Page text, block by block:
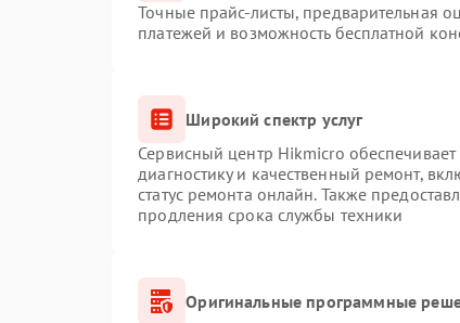
Точные прайс-листы, предварительная
платежей и возможность бесплатной
Широкий спектр услуг
Сервисный центр Hikmicro
диагностику и качественный ремонт,
статус ремонта онлайн. Также
продления срока службы техники
Оригинальные программные